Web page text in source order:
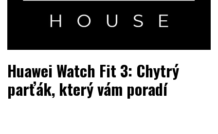
WatchHouse.cz
Huawei Watch Fit 3: Chytrý
parťák, který vám poradí